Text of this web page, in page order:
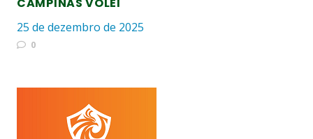
25 de dezembro de 2025
0